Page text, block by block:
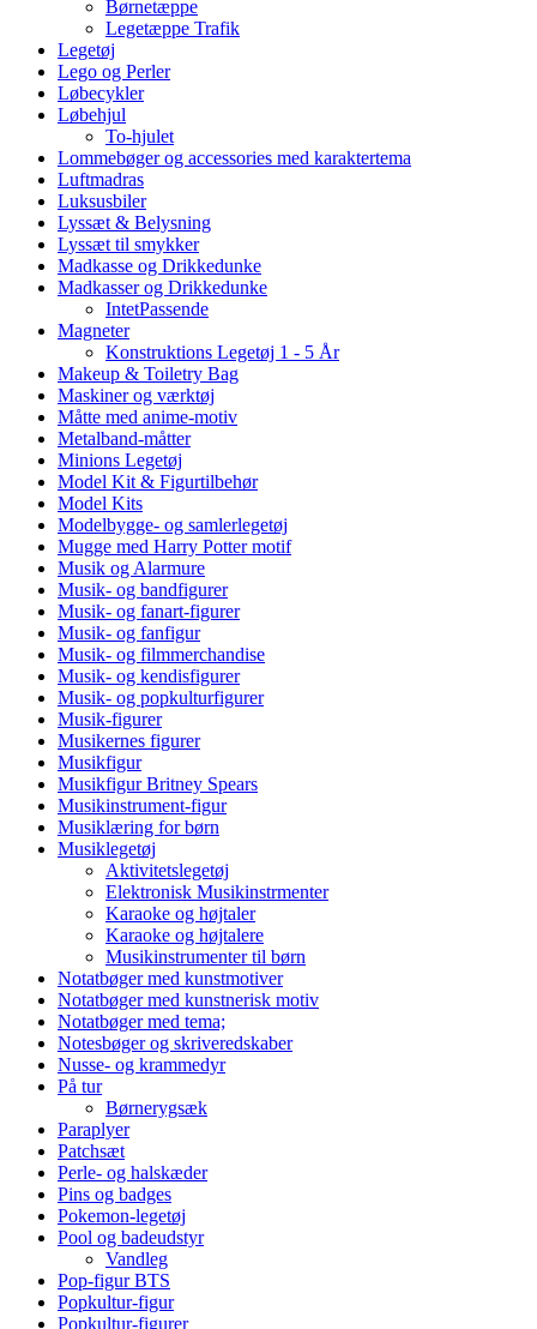
Børnetæppe
Legetæppe Trafik
Legetøj
Lego og Perler
Løbecykler
Løbehjul
To-hjulet
Lommebøger og accessories med karaktertema
Luftmadras
Luksusbiler
Lyssæt & Belysning
Lyssæt til smykker
Madkasse og Drikkedunke
Madkasser og Drikkedunke
IntetPassende
Magneter
Konstruktions Legetøj 1 - 5 År
Makeup & Toiletry Bag
Maskiner og værktøj
Måtte med anime-motiv
Metalband-måtter
Minions Legetøj
Model Kit & Figurtilbehør
Model Kits
Modelbygge- og samlerlegetøj
Mugge med Harry Potter motif
Musik og Alarmure
Musik- og bandfigurer
Musik- og fanart-figurer
Musik- og fanfigur
Musik- og filmmerchandise
Musik- og kendisfigurer
Musik- og popkulturfigurer
Musik-figurer
Musikernes figurer
Musikfigur
Musikfigur Britney Spears
Musikinstrument-figur
Musiklæring for børn
Musiklegetøj
Aktivitetslegetøj
Elektronisk Musikinstrmenter
Karaoke og højtaler
Karaoke og højtalere
Musikinstrumenter til børn
Notatbøger med kunstmotiver
Notatbøger med kunstnerisk motiv
Notatbøger med tema;
Notesbøger og skriveredskaber
Nusse- og krammedyr
På tur
Børnerygsæk
Paraplyer
Patchsæt
Perle- og halskæder
Pins og badges
Pokemon-legetøj
Pool og badeudstyr
Vandleg
Pop-figur BTS
Popkultur-figur
Popkultur-figurer